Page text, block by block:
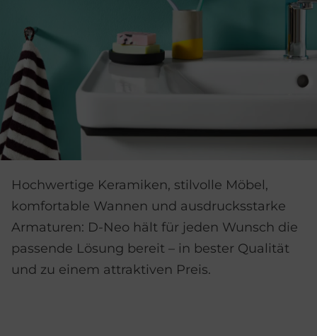
Hochwertige Keramiken, stilvolle Möbel,
komfortable Wannen und ausdrucksstarke
Armaturen: D-Neo hält für jeden Wunsch die
passende Lösung bereit – in bester Qualität
und zu einem attraktiven Preis.